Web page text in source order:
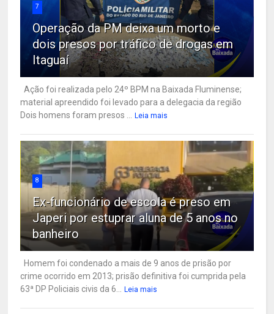
7
Operação da PM deixa um morto e
dois presos por tráfico de drogas em
Itaguaí
Ação foi realizada pelo 24º BPM na Baixada Fluminense;
material apreendido foi levado para a delegacia da região
Dois homens foram presos ... Leia mais
8
Ex-funcionário de escola é preso em
Japeri por estuprar aluna de 5 anos no
banheiro
Homem foi condenado a mais de 9 anos de prisão por
crime ocorrido em 2013; prisão definitiva foi cumprida pela
63ª DP Policiais civis da 6... Leia mais